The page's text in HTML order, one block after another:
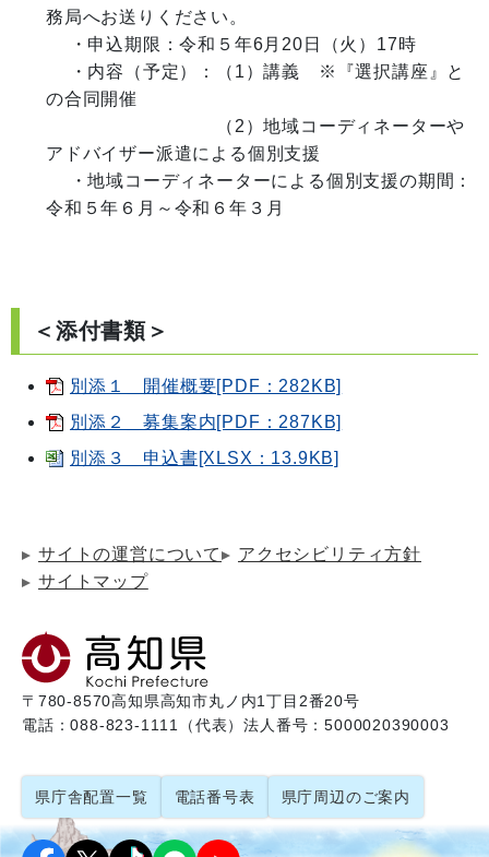
務局へお送りください。
・内容（予定）：（1）講義　※『選択講座』と
の合同開催
（2）地域コーディネーターや
アドバイザー派遣による個別支援
・地域コーディネーターによる個別支援の期間：
令和５年６月～令和６年３月
＜添付書類＞
別添１＿開催概要[PDF：282KB]
別添２＿募集案内[PDF：287KB]
別添３＿申込書[XLSX：13.9KB]
サイトの運営について
アクセシビリティ方針
サイトマップ
〒780-8570高知県高知市丸ノ内1丁目2番20号
電話：088-823-1111（代表）法人番号：5000020390003
県庁舎配置一覧 電話番号表 県庁周辺のご案内